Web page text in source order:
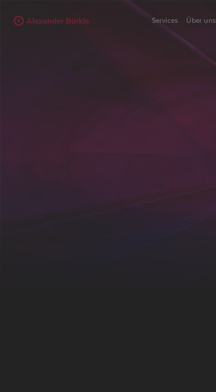
Services Über uns